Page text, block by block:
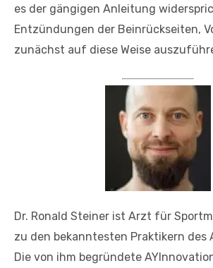
es der gängigen Anleitung
Entzündungen der Beinrückseiten,
zunächst auf diese Weise
Dr. Ronald Steiner ist Arzt für
zu den bekanntesten Praktikern des
Die von ihm begründete